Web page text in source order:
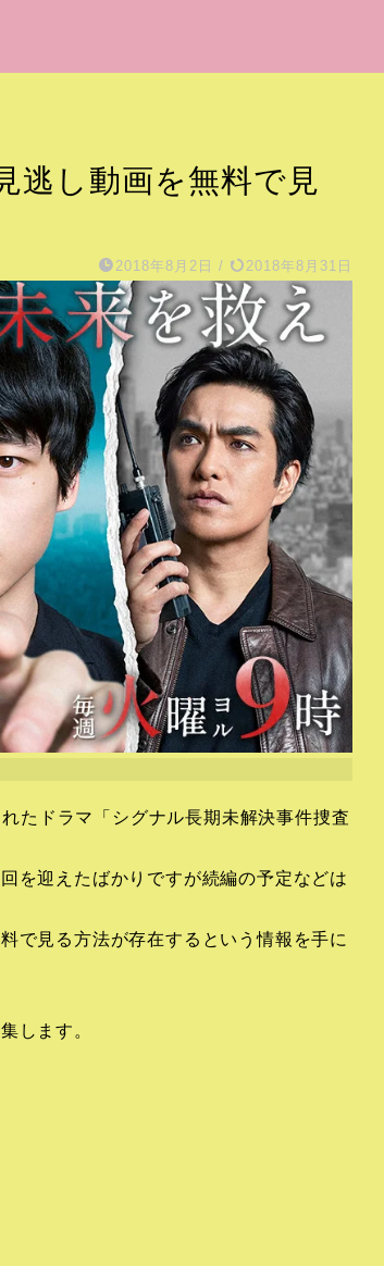
逃し動画を無料で見
2018年8月2日 / 2018年8月31日
たドラマ「シグナル長期未解決事件捜査
を迎えたばかりですが続編の予定などは
で見る方法が存在するという情報を手に
します。